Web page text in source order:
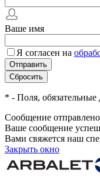
Ваше имя
Я согласен на
* - Поля, обязательные
Сообщение отправлено
Ваше сообщение
Вами свяжется наш
Закрыть окно